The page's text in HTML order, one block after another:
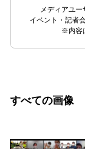
メディアユー
イベント・記者
※内容
すべての画像